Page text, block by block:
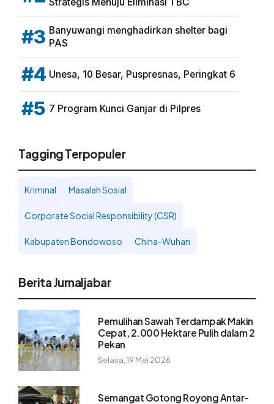
#3 Banyuwangi menghadirkan shelter bagi
PAS
#4 Unesa, 10 Besar, Puspresnas, Peringkat 6
#5 7 Program Kunci Ganjar di Pilpres
Tagging Terpopuler
Kriminal Masalah Sosial
Corporate Social Responsibility (CSR)
Kabupaten Bondowoso China-Wuhan
Berita Jurnaljabar
Pemulihan Sawah Terdampak Makin
Cepat, 2.000 Hektare Pulih dalam 2
Pekan
Selasa, 19 Mei 2026
Semangat Gotong Royong Antar-